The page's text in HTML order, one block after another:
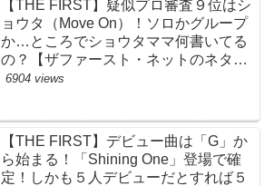
【THE FIRST】疑似プロ審査９位はシ
ョウタ（Move On）！ソロかグループ
か…ところでショウタママ何書いてる
の？【ザファースト・ネットのネタバ
レ感想考察まとめ・スッキリ・
6904 views
【THE FIRST】デビュー曲は「G」か
ら始まる！「Shining One」登場で確
定！しかも５人デビューだとすれば５